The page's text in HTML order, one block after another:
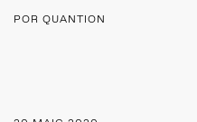
POR QUANTION